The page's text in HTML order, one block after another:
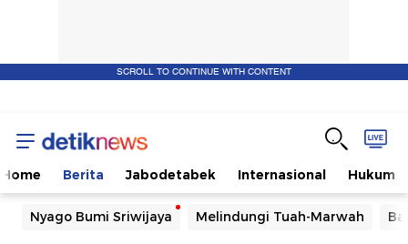
SCROLL TO CONTINUE WITH CONTENT
Home Berita Jabodetabek Internasional Hukum
Nyago Bumi Sriwijaya Melindungi Tuah-Marwah